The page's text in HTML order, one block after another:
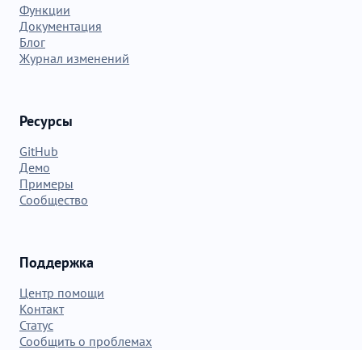
Функции
Документация
Блог
Журнал изменений
Ресурсы
GitHub
Демо
Примеры
Сообщество
Поддержка
Центр помощи
Контакт
Статус
Сообщить о проблемах